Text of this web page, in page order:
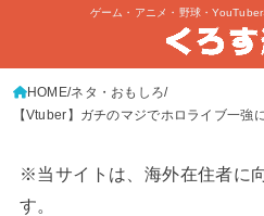
ゲーム・アニメ・野球・
HOME ネタ・おもしろ
【Vtuber】ガチのマジでホロライブ一強
※当サイトは、海外在住者に
す。